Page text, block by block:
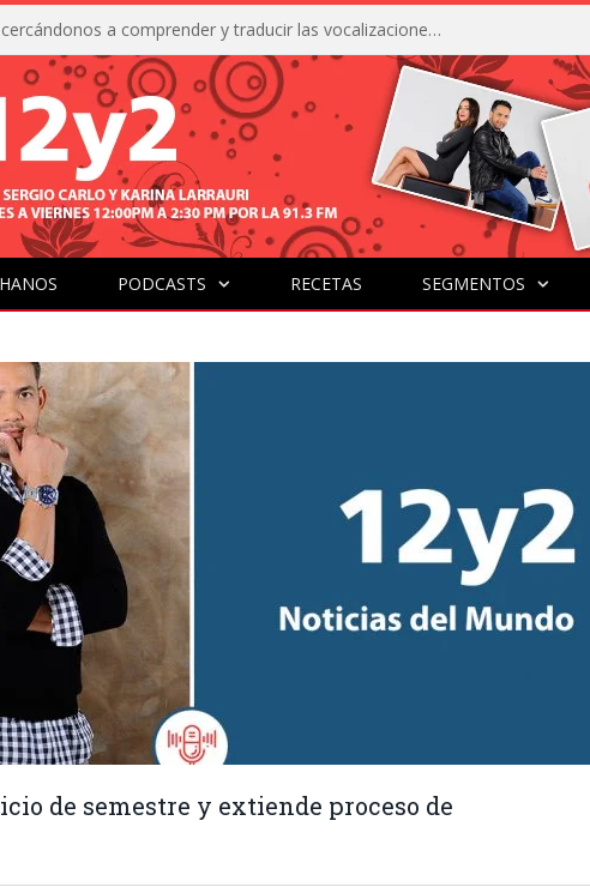
La IA está acercándonos a comprender y traducir las vocalizaciones y comportamientos de nuestras mascotas
PODCASTS RECETAS SEGMENTOS
de semestre y extiende proceso de